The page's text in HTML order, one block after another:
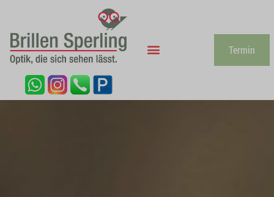
Termin